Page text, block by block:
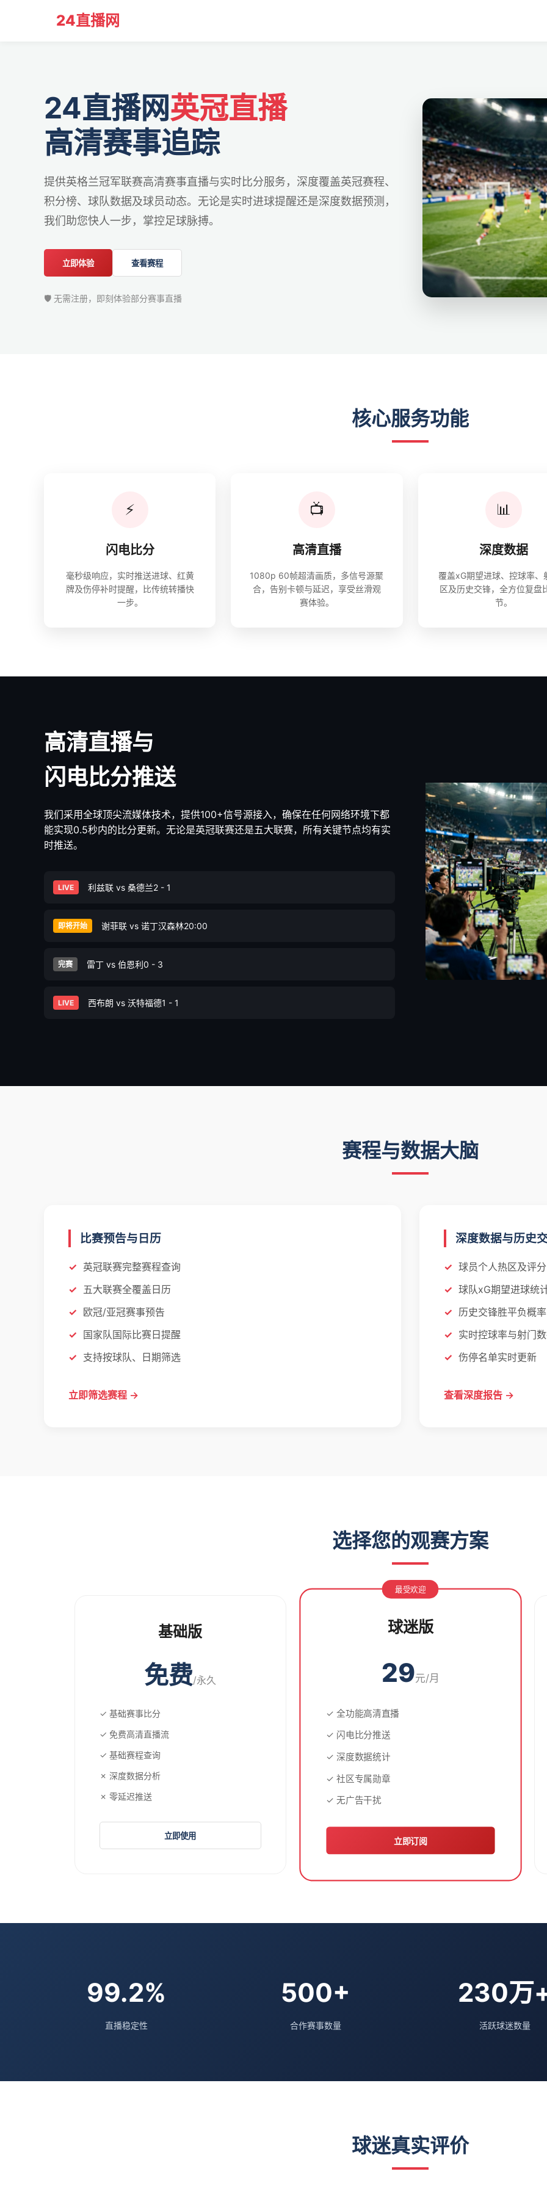
24直播网
24直播网英冠直播
高清赛事追踪
提供英格兰冠军联赛高清赛事直播与实时比分服务，深度覆盖英冠赛程、
积分榜、球队数据及球员动态。无论是实时进球提醒还是深度数据预测，
我们助您快人一步，掌控足球脉搏。
立即体验 查看赛程
🛡️ 无需注册，即刻体验部分赛事直播
核心服务功能
⚡
闪电比分
毫秒级响应，实时推送进球、红黄
牌及伤停补时提醒，比传统转播快
一步。
📺
高清直播
1080p 60帧超清画质，多信号源聚
合，告别卡顿与延迟，享受丝滑观
赛体验。
📊
深度数据
覆盖xG期望进球、控球率、
区及历史交锋，全方位复盘
节。
高清直播与
闪电比分推送
我们采用全球顶尖流媒体技术，提供100+信号源接入，确保在任何网络环境下都
能实现0.5秒内的比分更新。无论是英冠联赛还是五大联赛，所有关键节点均有实
时推送。
LIVE 利兹联 vs 桑德兰2 - 1
即将开始 谢菲联 vs 诺丁汉森林20:00
完赛 雷丁 vs 伯恩利0 - 3
LIVE 西布朗 vs 沃特福德1 - 1
赛程与数据大脑
比赛预告与日历
英冠联赛完整赛程查询
五大联赛全覆盖日历
欧冠/亚冠赛事预告
国家队国际比赛日提醒
支持按球队、日期筛选
立即筛选赛程 →
深度数据与历史
球员个人热区及评分
球队xG期望进球统
历史交锋胜平负概率
实时控球率与射门
伤停名单实时更新
查看深度报告 →
选择您的观赛方案
基础版
免费/永久
✓ 基础赛事比分
✓ 免费高清直播流
✓ 基础赛程查询
✗ 深度数据分析
✗ 零延迟推送
立即使用
最受欢迎
球迷版
29元/月
✓ 全功能高清直播
✓ 闪电比分推送
✓ 深度数据统计
✓ 社区专属勋章
✓ 无广告干扰
立即订阅
99.2%
直播稳定性
500+
合作赛事数量
230万
活跃球迷数量
球迷真实评价